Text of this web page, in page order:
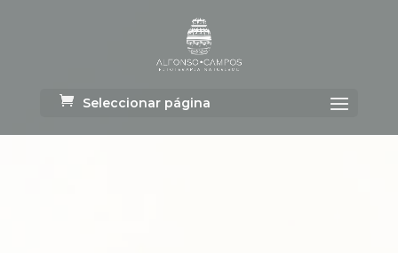
Seleccionar página